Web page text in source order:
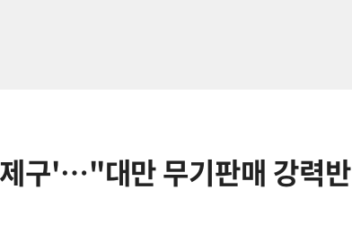
구'…"대만 무기판매 강력반